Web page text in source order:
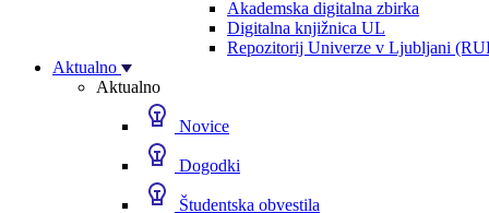
Akademska digitalna zbirka
Digitalna knjižnica UL
Repozitorij Univerze v Ljubljani
Aktualno
Aktualno
Novice
Dogodki
Študentska obvestila